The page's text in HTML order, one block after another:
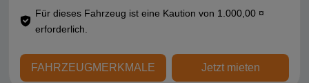
Für dieses Fahrzeug ist eine Kaution von 1.000,00 ¤
erforderlich.
FAHRZEUGMERKMALE Jetzt mieten